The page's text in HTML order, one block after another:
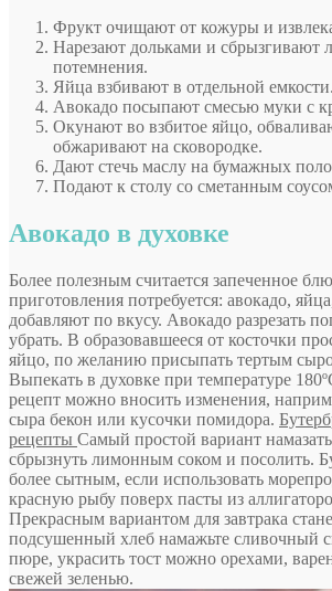
Фрукт очищают от кожуры и
Нарезают дольками и сбрызгивают
потемнения.
Яйца взбивают в отдельной емкости.
Авокадо посыпают смесью муки с
Окунают во взбитое яйцо,
обжаривают на сковородке.
Дают стечь маслу на бумажных
Подают к столу со сметанным
Авокадо в духовке
Более полезным считается запеченное
приготовления потребуется: авокадо,
добавляют по вкусу. Авокадо разрезать
убрать. В образовавшееся от косточки
яйцо, по желанию присыпать тертым
Выпекать в духовке при температуре
рецепт можно вносить изменения,
сыра бекон или кусочки помидора.
рецепты Самый простой вариант
сбрызнуть лимонным соком и посолить.
более сытным, если использовать
красную рыбу поверх пасты из
Прекрасным вариантом для завтрака
подсушенный хлеб намажьте сливочный
пюре, украсить тост можно орехами,
свежей зеленью.